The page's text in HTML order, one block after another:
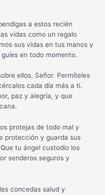
a estos recién
vidas como un regalo
sus vidas en tus manos y
en todo momento.
ellos, Señor. Permíteles
cada día más a ti.
paz y alegría, y que
protejas de todo mal y
protección y guarda sus
tu ángel custodio los
senderos seguros y
concedas salud y